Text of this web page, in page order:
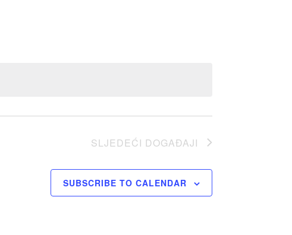
SLJEDEĆI DOGAĐAJI
SUBSCRIBE TO CALENDAR